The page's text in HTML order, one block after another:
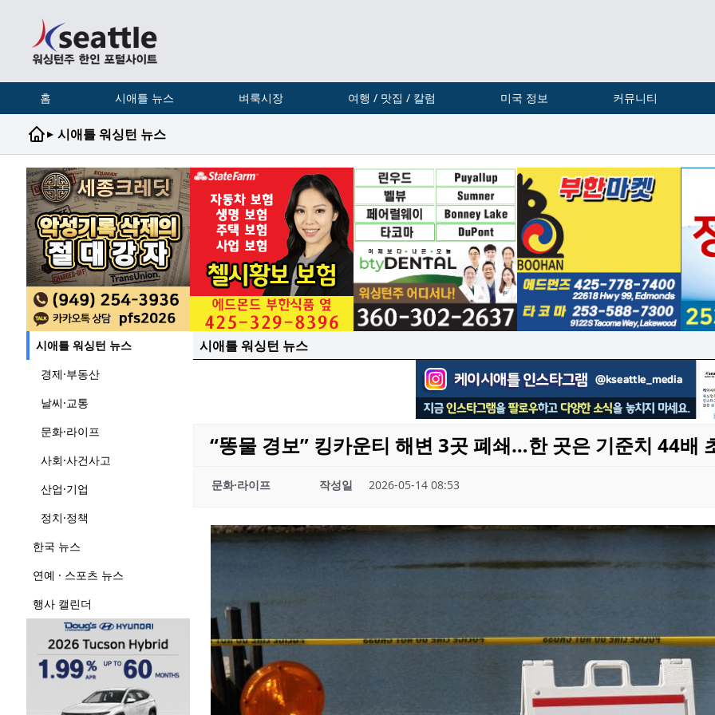
홈 시애틀 뉴스 벼룩시장 여행 / 맛집 / 칼럼 미국 정보 커뮤니티
▸ 시애틀 워싱턴 뉴스
시애틀 워싱턴 뉴스
경제·부동산
날씨·교통
문화·라이프
사회·사건사고
산업·기업
정치·정책
한국 뉴스
연예 · 스포츠 뉴스
행사 캘린더
시애틀 워싱턴 뉴스
“똥물 경보” 킹카운티 해변 3곳 폐쇄…한 곳은 기준치 44배
문화·라이프 작성일 2026-05-14 08:53